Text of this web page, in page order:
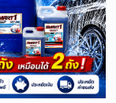
Next